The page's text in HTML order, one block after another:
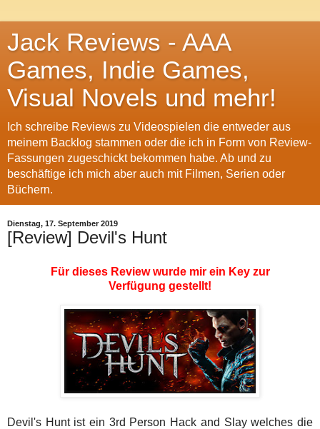
Jack Reviews - AAA
Games, Indie Games,
Visual Novels und mehr!
Ich schreibe Reviews zu Videospielen die entweder aus
meinem Backlog stammen oder die ich in Form von Review-
Fassungen zugeschickt bekommen habe. Ab und zu
beschäftige ich mich aber auch mit Filmen, Serien oder
Büchern.
Dienstag, 17. September 2019
[Review] Devil's Hunt
Für dieses Review wurde mir ein Key zur
Verfügung gestellt!
Devil's Hunt ist ein 3rd Person Hack and Slay welches die